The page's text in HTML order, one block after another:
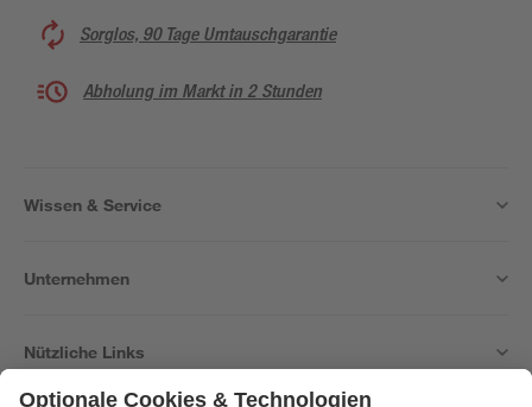
Sorglos, 90 Tage Umtauschgarantie
Abholung im Markt in 2 Stunden
Wissen & Service
Unternehmen
Nützliche Links